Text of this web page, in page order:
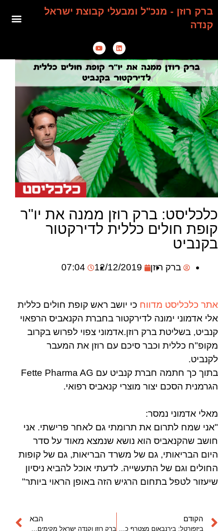
ברק רוזן - מנכ"ל ומבעלי קבוצת ישראל
קנדה
כלכליסט: ברק רוזן ממנה את יו"ר
קופת חולים כללית לדירקטור
בקנביט
ברק רוזן 12/12/2019
07:04
אתר כלכליסט מדווח כי יושב ראש קופת חולים כללית
אלי אדמוני ימונה לדירקטור בחברת הקנאביס הרפאוי
קנביט, בשליטת ברק רוזן.אדמוני צפוי לפרוש בקרוב
מקופ"ח כללית וכבר סיכם עם רוזן את המעבר
לקנביט.
בתוך כך חתמה חברת קנביט עם Fette Pharma AG
הגרמנית הסכם יצור מוצרי קנאביס רפואי.
מאלי אדמוני נמסר:
"אני שמח לתרום את תרומתי גם לאחר פרישתי. אני
חושב שהקנאביס הוא נושא שנמצא מאוד על סדר
היום הבריאותי, גם של משרד הבריאות, גם של קופות
החולים וגם של התעשייה. לדעתי אוכל להביא ניסיון
שיעזור לטפל בתחום הרגיש הזה באופן הראוי ביותר"
הקודם הבא